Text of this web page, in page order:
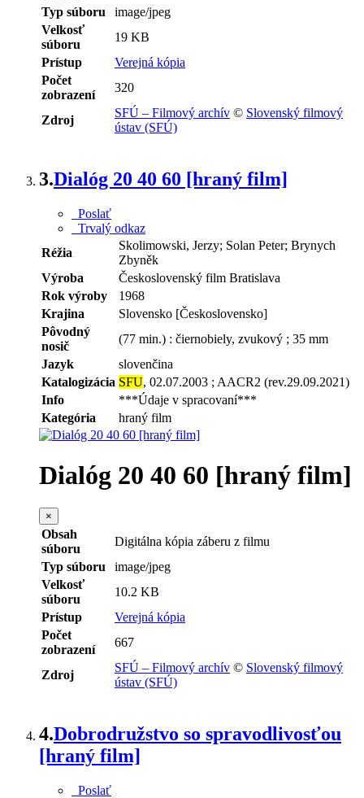
Typ súboru
image/jpeg
Velkosť
súboru
19 KB
Prístup
Verejná kópia
Počet
zobrazení
320
Zdroj
SFÚ – Filmový archív © Slovenský filmový
ústav (SFÚ)
3.Dialóg 20 40 60 [hraný film]
Poslať
Trvalý odkaz
Réžia
Skolimowski, Jerzy; Solan Peter; Brynych
Zbyněk
Výroba
Československý film Bratislava
Rok výroby
1968
Krajina
Slovensko [Československo]
Pôvodný
nosič
(77 min.) : čiernobiely, zvukový ; 35 mm
Jazyk
slovenčina
Katalogizácia SFU, 02.07.2003 ; AACR2 (rev.29.09.2021)
Info
***Údaje v spracovaní***
Kategória
hraný film
Dialóg 20 40 60 [hraný film]
×
Obsah
súboru
Digitálna kópia záberu z filmu
Typ súboru
image/jpeg
Velkosť
súboru
10.2 KB
Prístup
Verejná kópia
Počet
zobrazení
667
Zdroj
SFÚ – Filmový archív © Slovenský filmový
ústav (SFÚ)
4.Dobrodružstvo so spravodlivosťou
[hraný film]
Poslať